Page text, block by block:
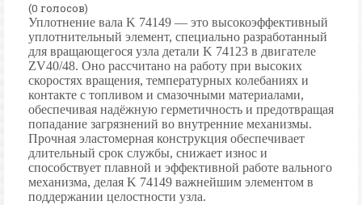
(0 голосов)
Уплотнение вала K 74149 — это высокоэффективный
уплотнительный элемент, специально разработанный
для вращающегося узла детали K 74123 в двигателе
ZV40/48. Оно рассчитано на работу при высоких
скоростях вращения, температурных колебаниях и
контакте с топливом и смазочными материалами,
обеспечивая надёжную герметичность и предотвращая
попадание загрязнений во внутренние механизмы.
Прочная эластомерная конструкция обеспечивает
длительный срок службы, снижает износ и
способствует плавной и эффективной работе вального
механизма, делая K 74149 важнейшим элементом в
поддержании целостности узла.